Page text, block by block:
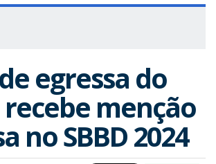
egressa do
recebe menção
no SBBD 2024